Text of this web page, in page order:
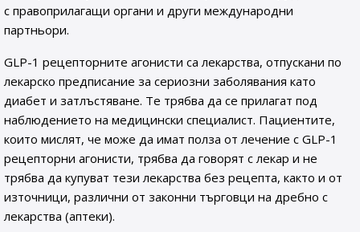
с правоприлагащи органи и други международни
партньори.
GLP-1 рецепторните агонисти са лекарства, отпускани по
лекарско предписание за сериозни заболявания като
диабет и затлъстяване. Те трябва да се прилагат под
наблюдението на медицински специалист. Пациентите,
които мислят, че може да имат полза от лечение с GLP-1
рецепторни агонисти, трябва да говорят с лекар и не
трябва да купуват тези лекарства без рецепта, както и от
източници, различни от законни търговци на дребно с
лекарства (аптеки).